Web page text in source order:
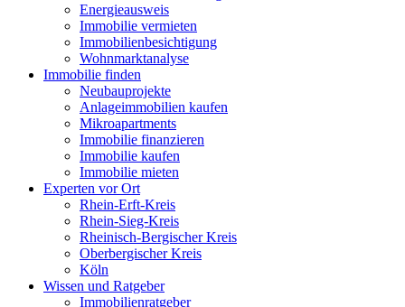
Energieausweis
Immobilie vermieten
Immobilienbesichtigung
Wohnmarktanalyse
Immobilie finden
Neubauprojekte
Anlageimmobilien kaufen
Mikroapartments
Immobilie finanzieren
Immobilie kaufen
Immobilie mieten
Experten vor Ort
Rhein-Erft-Kreis
Rhein-Sieg-Kreis
Rheinisch-Bergischer Kreis
Oberbergischer Kreis
Köln
Wissen und Ratgeber
Immobilienratgeber